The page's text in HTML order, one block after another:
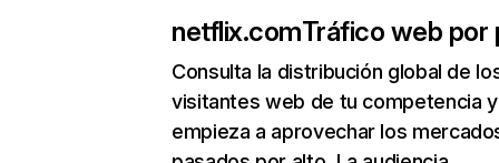
netflix.comTráfico web por
Consulta la distribución global de
visitantes web de tu competencia y
empieza a aprovechar los